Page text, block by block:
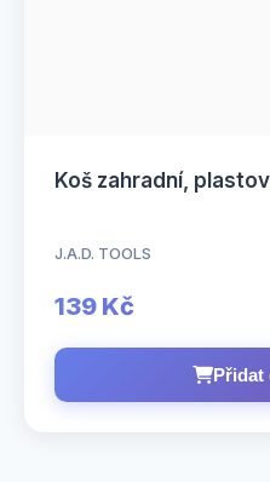
Koš zahradní,
J.A.D. TOOLS
139 Kč
Přidat